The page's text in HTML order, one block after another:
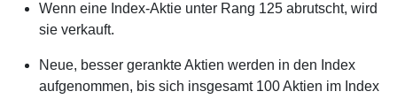
Wenn eine Index-Aktie unter Rang 125 abrutscht, wird
sie verkauft.
Neue, besser gerankte Aktien werden in den Index
aufgenommen, bis sich insgesamt 100 Aktien im Index